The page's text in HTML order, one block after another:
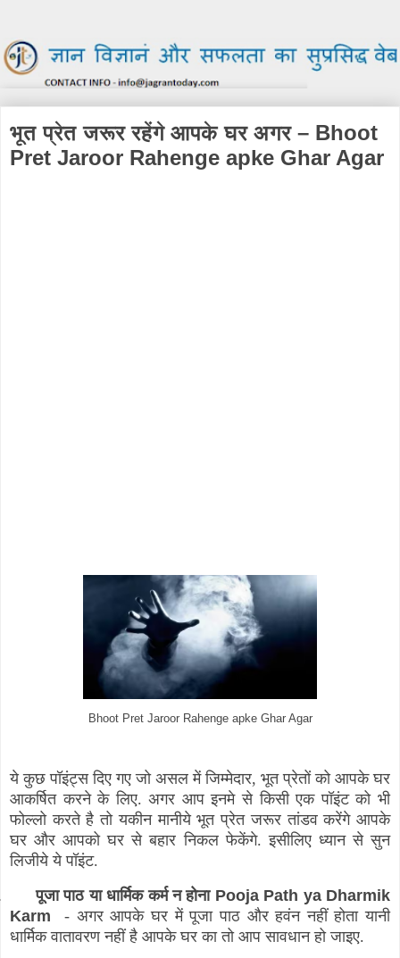
भूत प्रेत जरूर रहेंगे आपके घर अगर – Bhoot
Pret Jaroor Rahenge apke Ghar Agar
Bhoot Pret Jaroor Rahenge apke Ghar Agar
ये कुछ पॉइंट्स दिए गए जो असल में जिम्मेदार, भूत प्रेतों को आपके घर
आकर्षित करने के लिए. अगर आप इनमे से किसी एक पॉइंट को भी
फोल्लो करते है तो यकीन मानीये भूत प्रेत जरूर तांडव करेंगे आपके
घर और आपको घर से बहार निकल फेकेंगे. इसीलिए ध्यान से सुन
लिजीये ये पॉइंट.
पूजा पाठ या धार्मिक कर्म न होना Pooja Path ya Dharmik
Karm
- अगर आपके घर में पूजा पाठ और हवंन नहीं होता यानी
धार्मिक वातावरण नहीं है आपके घर का तो आप सावधान हो जाइए.